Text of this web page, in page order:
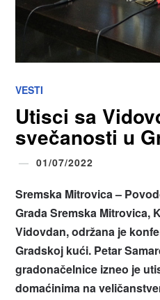
VESTI
Utisci sa
svečanosti u
01/07/2022
Sremska Mitrovica –
Grada Sremska Mitrovica,
Vidovdan, održana je
Gradskoj kući. Petar
gradonačelnice izneo je
domaćinima na